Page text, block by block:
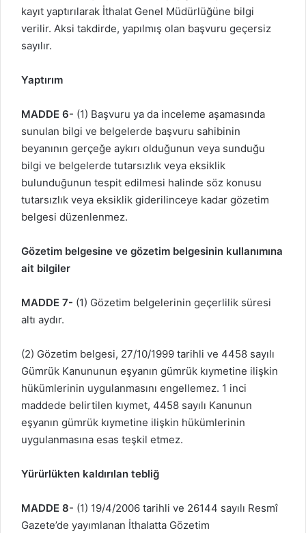
kayıt yaptırılarak İthalat Genel Müdürlüğüne bilgi
verilir. Aksi takdirde, yapılmış olan başvuru geçersiz
sayılır.
Yaptırım
MADDE 6- (1) Başvuru ya da inceleme aşamasında
sunulan bilgi ve belgelerde başvuru sahibinin
beyanının gerçeğe aykırı olduğunun veya sunduğu
bilgi ve belgelerde tutarsızlık veya eksiklik
bulunduğunun tespit edilmesi halinde söz konusu
tutarsızlık veya eksiklik giderilinceye kadar gözetim
belgesi düzenlenmez.
Gözetim belgesine ve gözetim belgesinin kullanımına
ait bilgiler
MADDE 7- (1) Gözetim belgelerinin geçerlilik süresi
altı aydır.
(2) Gözetim belgesi, 27/10/1999 tarihli ve 4458 sayılı
Gümrük Kanununun eşyanın gümrük kıymetine ilişkin
hükümlerinin uygulanmasını engellemez. 1 inci
maddede belirtilen kıymet, 4458 sayılı Kanunun
eşyanın gümrük kıymetine ilişkin hükümlerinin
uygulanmasına esas teşkil etmez.
Yürürlükten kaldırılan tebliğ
MADDE 8- (1) 19/4/2006 tarihli ve 26144 sayılı Resmî
Gazete’de yayımlanan İthalatta Gözetim